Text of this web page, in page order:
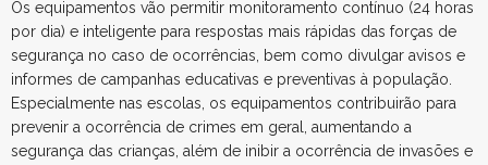
Os equipamentos vão permitir monitoramento contínuo (24 horas
por dia) e inteligente para respostas mais rápidas das forças de
segurança no caso de ocorrências, bem como divulgar avisos e
informes de campanhas educativas e preventivas à população.
Especialmente nas escolas, os equipamentos contribuirão para
prevenir a ocorrência de crimes em geral, aumentando a
segurança das crianças, além de inibir a ocorrência de invasões e